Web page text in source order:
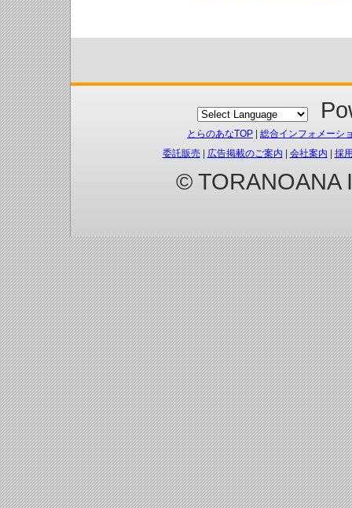
とらのあなTOP
総合インフォメーシ
委託販売| 広告掲載のご案内 会社案内 採
© TORANOANA